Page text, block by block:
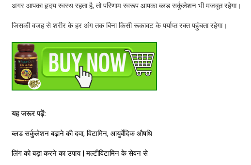
अगर आपका हृदय स्वस्थ रहता है, तो परिणाम स्वरूप आपका ब्लड सर्कुलेशन भी मजबूत रहेगा।
जिसकी वजह से शरीर के हर अंग तक बिना किसी रूकावट के पर्याप्त रक्त पहुंचता रहेगा।
यहजरूरपढ़ें:
ब्लड सर्कुलेशन बढ़ाने की दवा, विटामिन, आयुर्वेदिक औषधि
लिंग को बड़ा करने का उपाय | मल्टीविटामिन के सेवन से